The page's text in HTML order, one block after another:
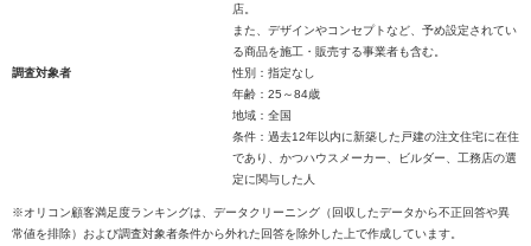
店。
また、デザインやコンセプトなど、予め設定されてい
る商品を施工・販売する事業者も含む。
調査対象者
性別：指定なし
年齢：25～84歳
地域：全国
条件：過去12年以内に新築した戸建の注文住宅に在住
であり、かつハウスメーカー、ビルダー、工務店の選
定に関与した人
※オリコン顧客満足度ランキングは、データクリーニング（回収したデータから不正回答や異
常値を排除）および調査対象者条件から外れた回答を除外した上で作成しています。